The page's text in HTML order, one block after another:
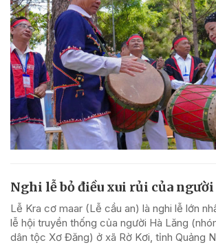
Nghi lễ bỏ điều xui rủi của người
Lễ Kra cơ maar (Lễ cầu an) là nghi lễ lớn
lễ hội truyền thống của người Hà Lăng
dân tộc Xơ Đăng) ở xã Rờ Kơi, tỉnh Quảng